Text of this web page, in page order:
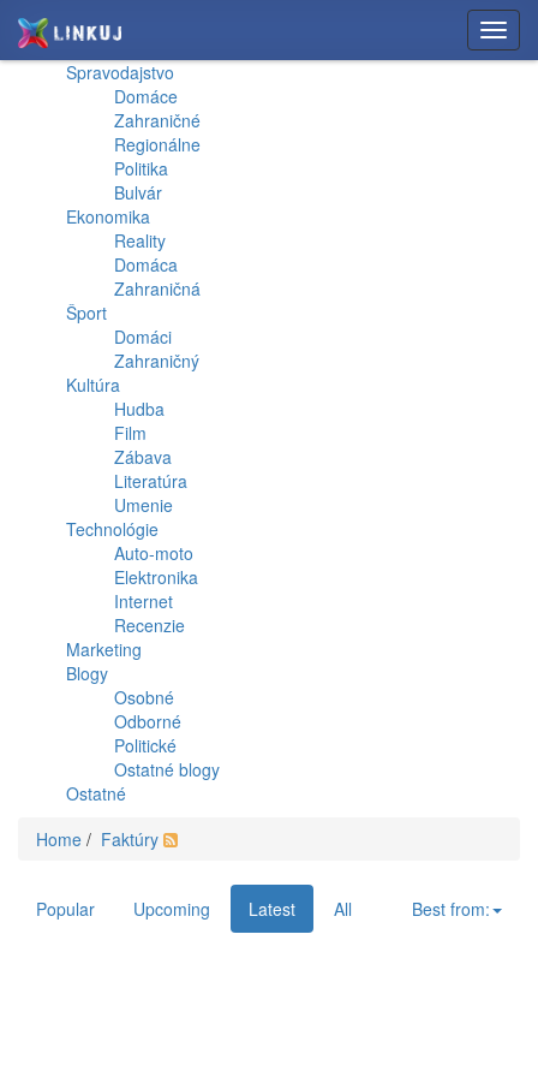
Spravodajstvo
Domáce
Zahraničné
Regionálne
Politika
Bulvár
Ekonomika
Reality
Domáca
Zahraničná
Šport
Domáci
Zahraničný
Kultúra
Hudba
Film
Zábava
Literatúra
Umenie
Technológie
Auto-moto
Elektronika
Internet
Recenzie
Marketing
Blogy
Osobné
Odborné
Politické
Ostatné blogy
Ostatné
Home / Faktúry
Popular Upcoming Latest All Best from: